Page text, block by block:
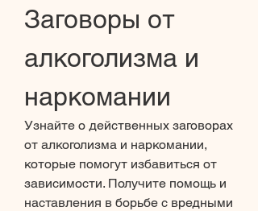
Заговоры от
алкоголизма и
наркомании
Узнайте о действенных заговорах
от алкоголизма и наркомании,
которые помогут избавиться от
зависимости. Получите помощь и
наставления в борьбе с вредными